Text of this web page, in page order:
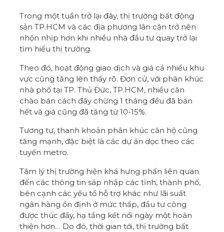
Trong một tuần trở lại đây, thị trường bất động
sản TP.HCM và các địa phương lân cận trở nên
nhộn nhịp hơn khi nhiều nhà đầu tư quay trở lại
tìm hiểu thị trường.
Theo đó, hoạt động giao dịch và giá cả nhiều khu
vực cũng tăng lên thấy rõ. Đơn cử, với phân khúc
nhà phố tại TP. Thủ Đức, TP.HCM, nhiều căn
chào bán cách đây chừng 1 tháng đều đã bán
hết và giá cũng đã tăng từ 10-15%.
Tương tự, thanh khoản phân khúc căn hộ cũng
tăng mạnh, đặc biệt là các dự án dọc theo các
tuyến metro.
Tâm lý thị trường hiện khá hưng phấn liên quan
đến các thông tin sáp nhập các tỉnh, thành phố,
bên cạnh các yếu tố hỗ trợ khác như lãi suất
ngân hàng ổn định ở mức thấp, đầu tư công
được thúc đẩy, hạ tầng kết nối ngày một hoàn
thiện hơn… Do đó, thời gian tới, thị trường bất